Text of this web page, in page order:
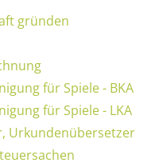
gründen
für Spiele - BKA
für Spiele - LKA
Urkundenübersetzer